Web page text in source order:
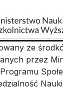
ze
przez